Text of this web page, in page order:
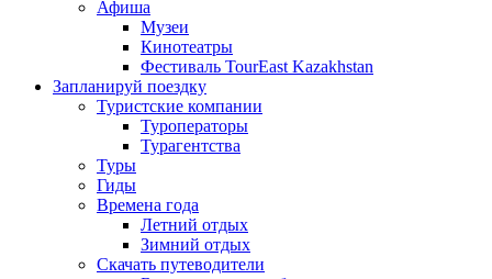
Афиша
Музеи
Кинотеатры
Фестиваль TourEast Kazakhstan
Запланируй поездку
Туристские компании
Туроператоры
Турагентства
Туры
Гиды
Времена года
Летний отдых
Зимний отдых
Скачать путеводители